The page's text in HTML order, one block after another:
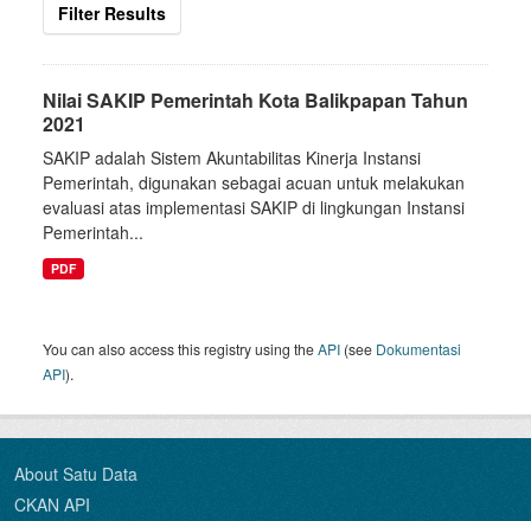
Filter Results
Nilai SAKIP Pemerintah Kota Balikpapan Tahun
2021
SAKIP adalah Sistem Akuntabilitas Kinerja Instansi
Pemerintah, digunakan sebagai acuan untuk melakukan
evaluasi atas implementasi SAKIP di lingkungan Instansi
Pemerintah...
PDF
You can also access this registry using theAPI (see Dokumentasi
API).
About Satu Data
CKAN API